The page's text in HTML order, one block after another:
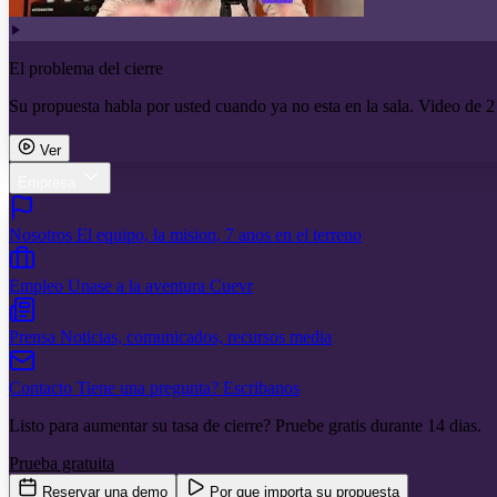
El problema del cierre
Su propuesta habla por usted cuando ya no esta en la sala. Video de
Ver
Nosotros El equipo, la mision, 7 anos en el terreno
Empleo Unase a la aventura Cuevr
Prensa Noticias, comunicados, recursos media
Contacto Tiene una pregunta? Escribanos
Listo para aumentar su tasa de cierre? Pruebe gratis durante 14 dias.
Prueba gratuita
Reservar una demo Por que importa su propuesta